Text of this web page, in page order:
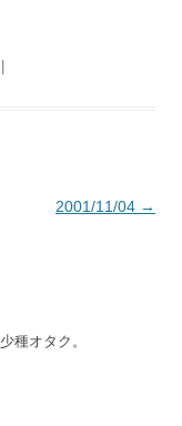
2001/11/04 →
種オタク。